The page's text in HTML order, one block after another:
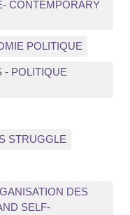
CONTEMPORARY
POLITIQUE
- POLITIQUE
STRUGGLE
DES
SELF-